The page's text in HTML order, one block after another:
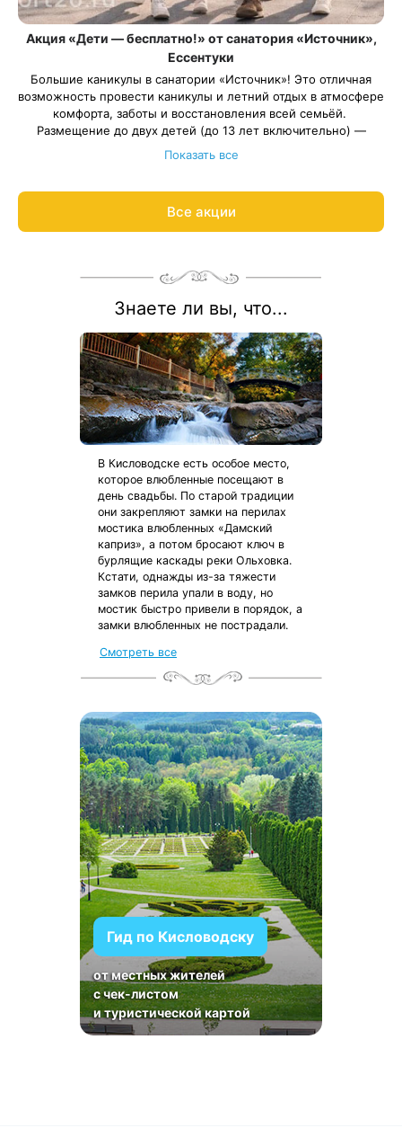
Акция «Дети — бесплатно!» от санатория «Источник»,
Ессентуки
Большие каникулы в санатории «Источник»! Это отличная
возможность провести каникулы и летний отдых в атмосфере
комфорта, заботы и восстановления всей семьёй.
Размещение до двух детей (до 13 лет включительно) —
бесплатно по программе «Отдых детство».
Весь период проживания должен пройти в даты 1 мая — 31
акции:8 800 700-15-77
Показать все
Все акции
Знаете ли вы, что...
В Кисловодске есть особое место,
которое влюбленные посещают в
день свадьбы. По старой традиции
они закрепляют замки на перилах
мостика влюбленных «Дамский
каприз», а потом бросают ключ в
бурлящие каскады реки Ольховка.
Кстати, однажды из-за тяжести
замков перила упали в воду, но
мостик быстро привели в порядок, а
замки влюбленных не пострадали.
Смотреть все
Гид по Кисловодску
от местных жителей
с чек-листом
и туристической картой